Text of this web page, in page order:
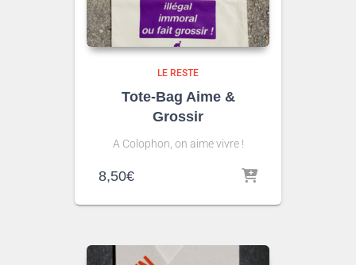
LE RESTE
Tote-Bag Aime &
Grossir
A Colophon, on aime vivre !
8,50€